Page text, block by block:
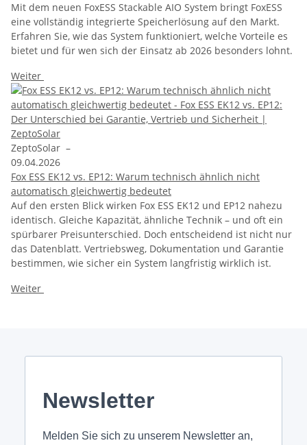
Mit dem neuen FoxESS Stackable AIO System bringt FoxESS
eine vollständig integrierte Speicherlösung auf den Markt.
Erfahren Sie, wie das System funktioniert, welche Vorteile es
bietet und für wen sich der Einsatz ab 2026 besonders lohnt.
Weiter
ZeptoSolar –
09.04.2026
Fox ESS EK12 vs. EP12: Warum technisch ähnlich nicht
automatisch gleichwertig bedeutet
Auf den ersten Blick wirken Fox ESS EK12 und EP12 nahezu
identisch. Gleiche Kapazität, ähnliche Technik – und oft ein
spürbarer Preisunterschied. Doch entscheidend ist nicht nur
das Datenblatt. Vertriebsweg, Dokumentation und Garantie
bestimmen, wie sicher ein System langfristig wirklich ist.
Weiter